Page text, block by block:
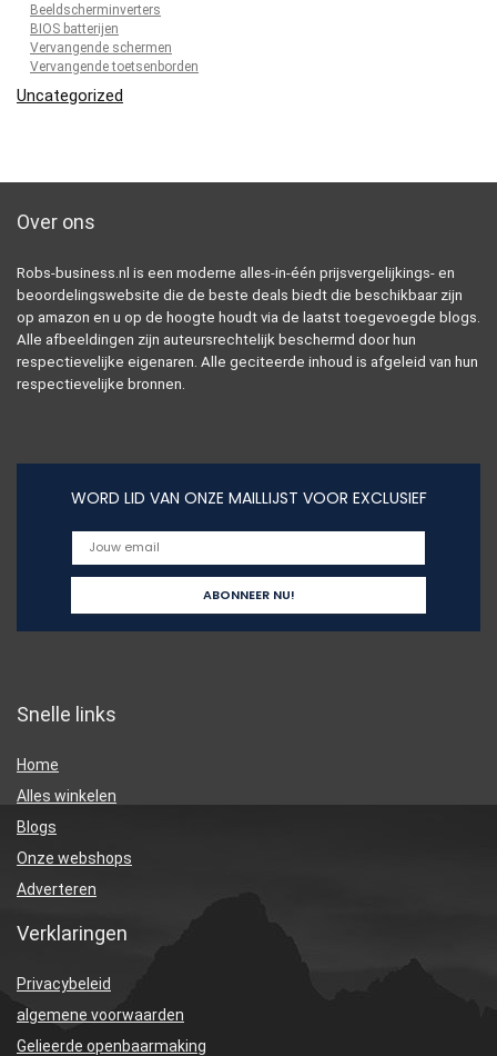
Beeldscherminverters
BIOS batterijen
Vervangende schermen
Vervangende toetsenborden
Uncategorized
Over ons
Robs-business.nl is een moderne alles-in-één prijsvergelijkings- en
beoordelingswebsite die de beste deals biedt die beschikbaar zijn
op amazon en u op de hoogte houdt via de laatst toegevoegde blogs.
Alle afbeeldingen zijn auteursrechtelijk beschermd door hun
respectievelijke eigenaren. Alle geciteerde inhoud is afgeleid van hun
respectievelijke bronnen.
WORD LID VAN ONZE MAILLIJST VOOR EXCLUSIEF
Snelle links
Home
Alles winkelen
Blogs
Onze webshops
Adverteren
Verklaringen
Privacybeleid
algemene voorwaarden
Gelieerde openbaarmaking